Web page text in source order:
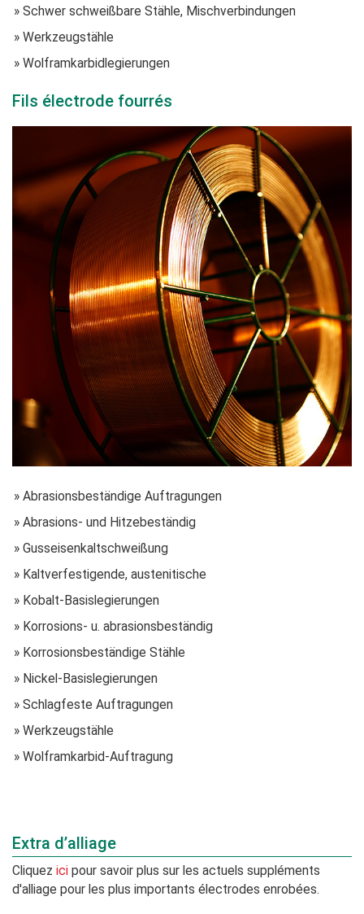
» Schwer schweißbare Stähle, Mischverbindungen
» Werkzeugstähle
» Wolframkarbidlegierungen
Fils électrode fourrés
» Abrasionsbeständige Auftragungen
» Abrasions- und Hitzebeständig
» Gusseisenkaltschweißung
» Kaltverfestigende, austenitische
» Kobalt-Basislegierungen
» Korrosions- u. abrasionsbeständig
» Korrosionsbeständige Stähle
» Nickel-Basislegierungen
» Schlagfeste Auftragungen
» Werkzeugstähle
» Wolframkarbid-Auftragung
Extra d’alliage
Cliquez ici pour savoir plus sur les actuels suppléments
d'alliage pour les plus importants électrodes enrobées.